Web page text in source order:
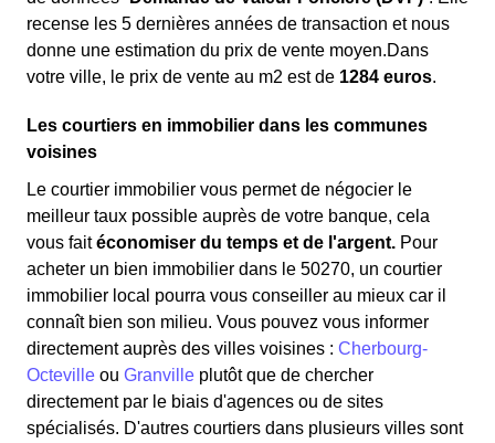
recense les 5 dernières années de transaction et nous
donne une estimation du prix de vente moyen.Dans
votre ville, le prix de vente au m2 est de 1284 euros.
Les courtiers en immobilier dans les communes
voisines
Le courtier immobilier vous permet de négocier le
meilleur taux possible auprès de votre banque, cela
vous faitéconomiser du temps et de l'argent. Pour
acheter un bien immobilier dans le 50270, un courtier
immobilier local pourra vous conseiller au mieux car il
connaît bien son milieu. Vous pouvez vous informer
directement auprès des villes voisines : Cherbourg-
Octeville ou Granville plutôt que de chercher
directement par le biais d'agences ou de sites
spécialisés. D'autres courtiers dans plusieurs villes sont